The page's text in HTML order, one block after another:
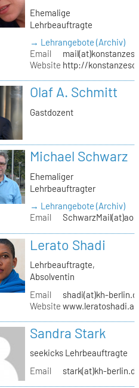
Ehemalige
Lehrbeauftragte
→ Lehrangebote (Archiv)
Email
Website http://
Olaf A. Schmitt
Gastdozent
Michael Schwarz
Ehemaliger
Lehrbeauftragter
→ Lehrangebote (Archiv)
Email
Lerato Shadi
Lehrbeauftragte,
Absolventin
Email
shadi(at)kh-
Website
Sandra Stark
seekicks Lehrbeauftragte
Email
stark(at)kh-